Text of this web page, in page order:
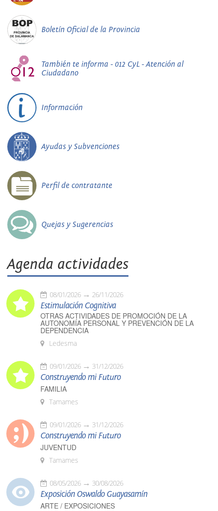
Boletín Oficial de la Provincia
También te informa - 012 CyL - Atención al
Ciudadano
Información
Ayudas y Subvenciones
Perfil de contratante
Quejas y Sugerencias
Agenda actividades
08/01/2026 26/11/2026
Estimulación Cognitiva
OTRAS ACTIVIDADES DE PROMOCIÓN DE LA
AUTONOMÍA PERSONAL Y PREVENCIÓN DE LA
DEPENDENCIA
Ledesma
09/01/2026 31/12/2026
Construyendo mi Futuro
FAMILIA
Tamames
09/01/2026 31/12/2026
Construyendo mi Futuro
JUVENTUD
Tamames
08/05/2026 30/08/2026
Exposición Oswaldo Guayasamín
ARTE / EXPOSICIONES